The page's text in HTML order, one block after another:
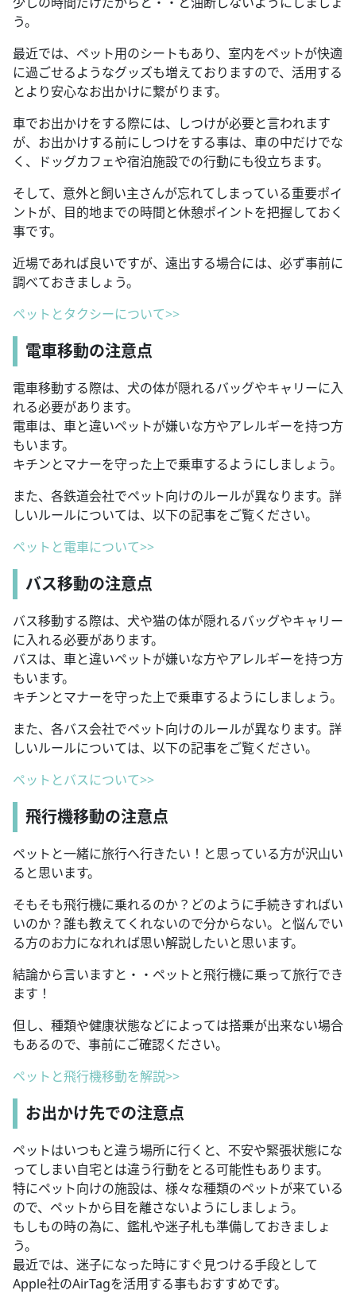
う。
最近では、ペット用のシートもあり、室内をペットが快適
に過ごせるようなグッズも増えておりますので、活用する
とより安心なお出かけに繋がります。
車でお出かけをする際には、しつけが必要と言われます
が、お出かけする前にしつけをする事は、車の中だけでな
く、ドッグカフェや宿泊施設での行動にも役立ちます。
そして、意外と飼い主さんが忘れてしまっている重要ポイ
ントが、目的地までの時間と休憩ポイントを把握しておく
事です。
近場であれば良いですが、遠出する場合には、必ず事前に
調べておきましょう。
ペットとタクシーについて>>
電車移動の注意点
電車移動する際は、犬の体が隠れるバッグやキャリーに入
れる必要があります。
電車は、車と違いペットが嫌いな方やアレルギーを持つ方
もいます。
キチンとマナーを守った上で乗車するようにしましょう。
また、各鉄道会社でペット向けのルールが異なります。詳
しいルールについては、以下の記事をご覧ください。
ペットと電車について>>
バス移動の注意点
バス移動する際は、犬や猫の体が隠れるバッグやキャリー
に入れる必要があります。
バスは、車と違いペットが嫌いな方やアレルギーを持つ方
もいます。
キチンとマナーを守った上で乗車するようにしましょう。
また、各バス会社でペット向けのルールが異なります。詳
しいルールについては、以下の記事をご覧ください。
ペットとバスについて>>
飛行機移動の注意点
ペットと一緒に旅行へ行きたい！と思っている方が沢山い
ると思います。
そもそも飛行機に乗れるのか？どのように手続きすればい
いのか？誰も教えてくれないので分からない。と悩んでい
る方のお力になれれば思い解説したいと思います。
結論から言いますと・・ペットと飛行機に乗って旅行でき
ます！
但し、種類や健康状態などによっては搭乗が出来ない場合
もあるので、事前にご確認ください。
ペットと飛行機移動を解説>>
お出かけ先での注意点
ペットはいつもと違う場所に行くと、不安や緊張状態にな
ってしまい自宅とは違う行動をとる可能性もあります。
特にペット向けの施設は、様々な種類のペットが来ている
ので、ペットから目を離さないようにしましょう。
もしもの時の為に、鑑札や迷子札も準備しておきましょ
う。
最近では、迷子になった時にすぐ見つける手段として
Apple社のAirTagを活用する事もおすすめです。